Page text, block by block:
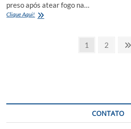
preso após atear fogo na…
Clique Aqui! Homem
Page
1 Page
2
CONTATO